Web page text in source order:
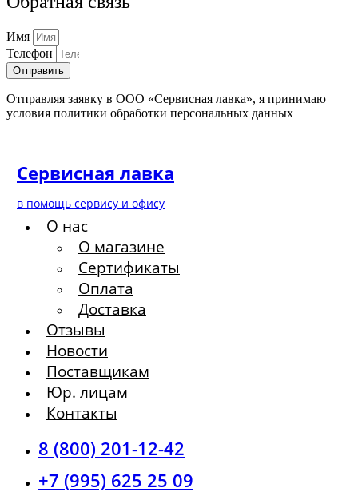
Имя
Телефон
Отправить
Отправляя заявку в ООО «Сервисная лавка», я принимаю
условия политики обработки персональных данных
Сервисная лавка
в помощь сервису и офису
О нас
О магазине
Сертификаты
Оплата
Доставка
Отзывы
Новости
Поставщикам
Юр. лицам
Контакты
8 (800) 201-12-42
+7 (995) 625 25 09